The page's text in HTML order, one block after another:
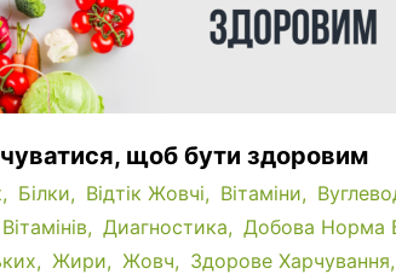
щоб бути здоровим
Білки Відтік Жовчі Вітаміни
Диагностика
Добова Норма
Жири Жовч
Здорове Харчування